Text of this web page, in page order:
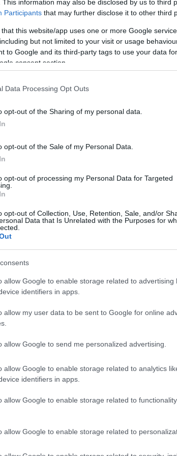
This information may also be disclosed by us to third
Participants that may further disclose it to other third
that this website/app uses one or more Google
but not limited to your visit or usage
to Google and its third-party tags to use your data
consent section.
Data Processing Opt Outs
opt-out of the Sharing of my personal data.
opt-out of the Sale of my Personal Data.
opt-out of processing my Personal Data for Targeted
opt-out of Collection, Use, Retention, Sale, and/or
Data that Is Unrelated with the Purposes for
allow Google to enable storage related to advertising
identifiers in apps.
allow my user data to be sent to Google for online
allow Google to send me personalized advertising.
allow Google to enable storage related to analytics
identifiers in apps.
allow Google to enable storage related to
allow Google to enable storage related to
αναζητούσε στα τηλεφώνα κι αφού
στο σπίτι του, όπου βρέθηκε
, o άνδρας ήταν νεκρός πάνω
10 μαχαιριές.
ότι ίσως πρόκειται για
βρέθηκαν ίχνη παραβίασης ή
, κάτι που δείχνει ότι ο
θύματος.